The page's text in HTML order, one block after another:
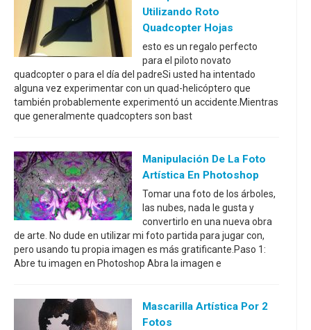
Utilizando Roto
Quadcopter Hojas
esto es un regalo perfecto
para el piloto novato
quadcopter o para el día del padreSi usted ha intentado
alguna vez experimentar con un quad-helicóptero que
también probablemente experimentó un accidente.Mientras
que generalmente quadcopters son bast
Manipulación De La Foto
Artística En Photoshop
Tomar una foto de los árboles,
las nubes, nada le gusta y
convertirlo en una nueva obra
de arte. No dude en utilizar mi foto partida para jugar con,
pero usando tu propia imagen es más gratificante.Paso 1:
Abre tu imagen en Photoshop Abra la imagen e
Mascarilla Artística Por 2
Fotos